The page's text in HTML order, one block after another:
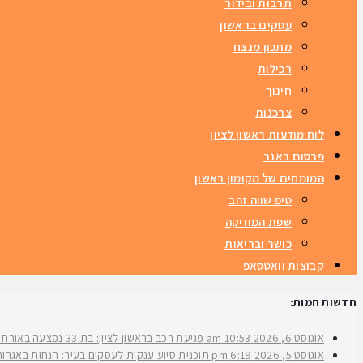
עסקים בראשון
מתכון מנצח
רכילות
חינוך
צרכנות
לוח מודעות ראשון לציון
פרסום באנר
המומחים של מקומון ראשון
טיפ שווה זהב
שפת המוזיקה
כושר ובריאות
קבוצות וואטסאפ
חדשות חמות:
אוגוסט 6, 2026 10:53 am
פגיעת רכב בראשון לציון: בת 33 נפצעה באורח בינוני ברחוב ירושלים
אוגוסט 5, 2026
6:19 pm
תוכנית סיוע ענקית לעסקים בעיר: הנחות